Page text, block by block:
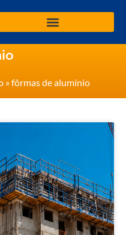
»fôrmas de alumínio